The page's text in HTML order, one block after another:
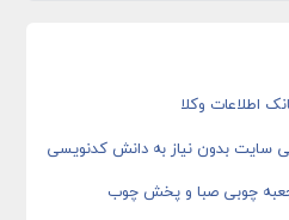
اطلاعات وکلا
سایت بدون نیاز به دانش کدنویسی
چوبی صبا و پخش چوب